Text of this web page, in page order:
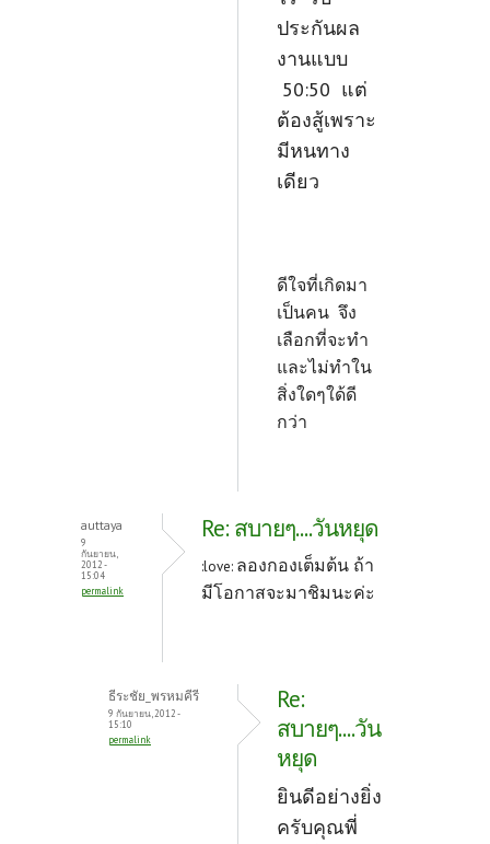
ประกันผล
งานแบบ
50:50 แต่
ต้องสู้เพราะ
มีหนทาง
เดียว
ดีใจที่เกิดมา
เป็นคน จึง
เลือกที่จะทำ
และไม่ทำใน
สิ่งใดๆใด้ดี
กว่า
auttaya
9
กันยายน,
2012 -
15:04
permalink
Re: สบายๆ....วันหยุด
:love: ลองกองเต็มต้น ถ้า
มีโอกาสจะมาชิมนะค่ะ
ธีระชัย_พรหมคีรี
9 กันยายน, 2012 -
15:10
permalink
Re:
สบายๆ....วัน
หยุด
ยินดีอย่างยิ่ง
ครับคุณพี่